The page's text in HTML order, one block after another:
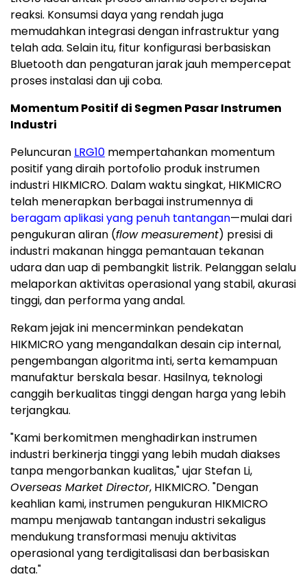
reaksi. Konsumsi daya yang rendah juga
memudahkan integrasi dengan infrastruktur yang
telah ada. Selain itu, fitur konfigurasi berbasiskan
Bluetooth dan pengaturan jarak jauh mempercepat
proses instalasi dan uji coba.
Momentum Positif di Segmen Pasar Instrumen
Industri
Peluncuran LRG10 mempertahankan momentum
positif yang diraih portofolio produk instrumen
industri HIKMICRO. Dalam waktu singkat, HIKMICRO
telah menerapkan berbagai instrumennya di
beragam aplikasi yang penuh tantangan—mulai dari
pengukuran aliran (flow measurement) presisi di
industri makanan hingga pemantauan tekanan
udara dan uap di pembangkit listrik. Pelanggan selalu
melaporkan aktivitas operasional yang stabil, akurasi
tinggi, dan performa yang andal.
Rekam jejak ini mencerminkan pendekatan
HIKMICRO yang mengandalkan desain cip internal,
pengembangan algoritma inti, serta kemampuan
manufaktur berskala besar. Hasilnya, teknologi
canggih berkualitas tinggi dengan harga yang lebih
terjangkau.
"Kami berkomitmen menghadirkan instrumen
industri berkinerja tinggi yang lebih mudah diakses
tanpa mengorbankan kualitas," ujar Stefan Li,
Overseas Market Director, HIKMICRO. "Dengan
keahlian kami, instrumen pengukuran HIKMICRO
mampu menjawab tantangan industri sekaligus
mendukung transformasi menuju aktivitas
operasional yang terdigitalisasi dan berbasiskan
data."